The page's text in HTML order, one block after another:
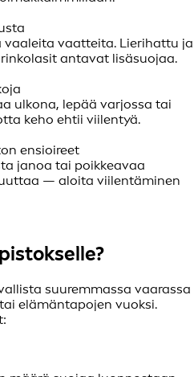
vaaleita vaatteita. Lierihattu ja
antavat lisäsuojaa.
ulkona, lepää varjossa tai
keho ehtii viilentyä.
ensioireet
janoa tai poikkeavaa
— aloita viilentäminen
suuremmassa vaarassa
elämäntapojen vuoksi.